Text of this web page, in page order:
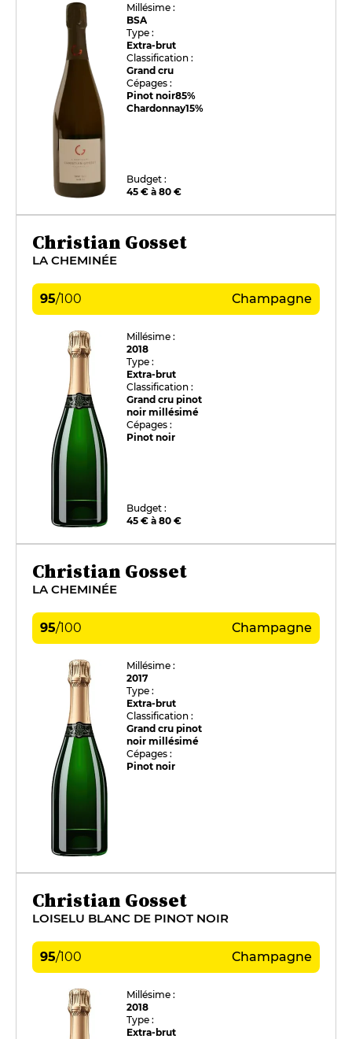
Millésime :
BSA
Type :
Extra-brut
Classification :
Grand cru
Cépages :
Pinot noir85%
Chardonnay15%
Budget :
45 € à 80 €
Christian Gosset
LA CHEMINÉE
95/100 Champagne
Millésime :
2018
Type :
Extra-brut
Classification :
Grand cru pinot
noir millésimé
Cépages :
Pinot noir
Budget :
45 € à 80 €
Christian Gosset
LA CHEMINÉE
95/100 Champagne
Millésime :
2017
Type :
Extra-brut
Classification :
Grand cru pinot
noir millésimé
Cépages :
Pinot noir
Christian Gosset
LOISELU BLANC DE PINOT NOIR
95/100 Champagne
Millésime :
2018
Type :
Extra-brut